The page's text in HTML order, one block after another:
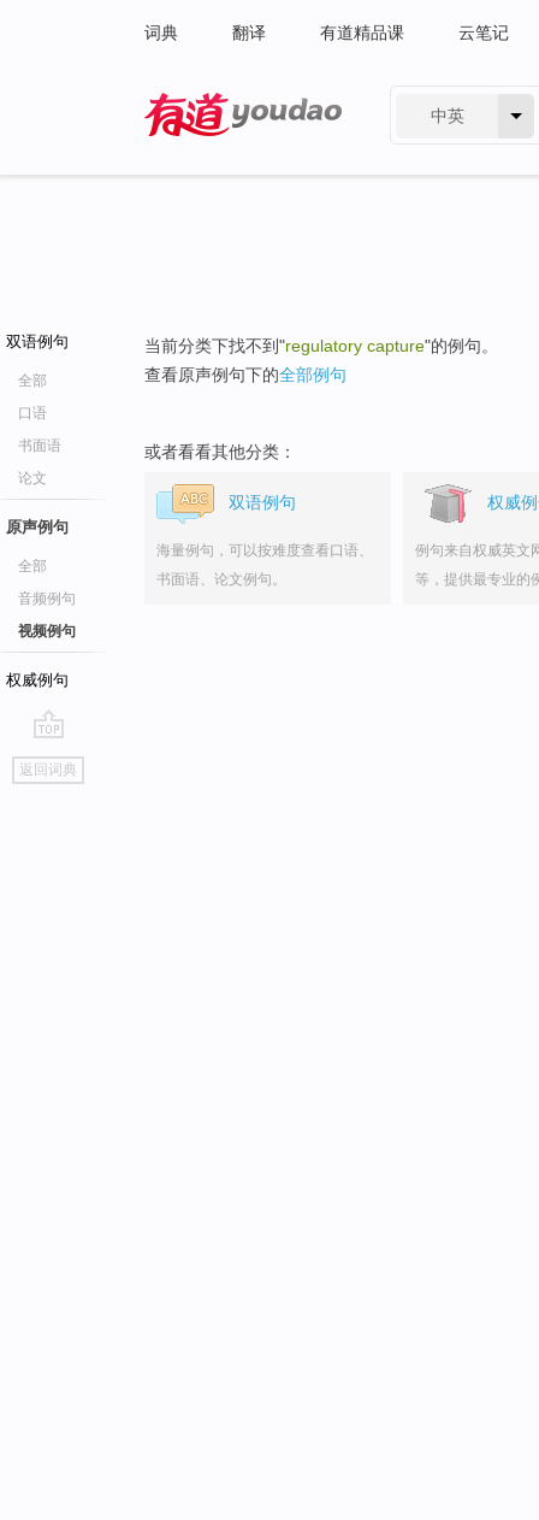
词典 翻译 有道精品课 云笔记
中英
双语例句
全部
口语
书面语
论文
原声例句
全部
音频例句
视频例句
权威例句
go
top
返回词典
当前分类下找不到"regulatory capture"的例句。
查看原声例句下的全部例句
或者看看其他分类：
双语例句
海量例句，可以按难度查看口语、
书面语、论文例句。
权威
例句来自权威英文
等，提供最专业的